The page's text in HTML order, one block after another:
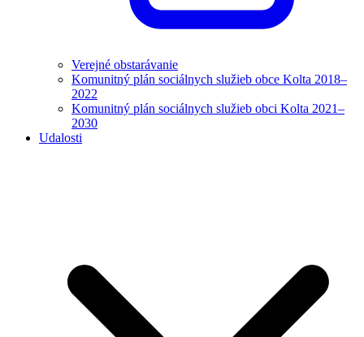
Verejné obstarávanie
Komunitný plán sociálnych služieb obce Kolta 2018–
2022
Komunitný plán sociálnych služieb obci Kolta 2021–
2030
Udalosti